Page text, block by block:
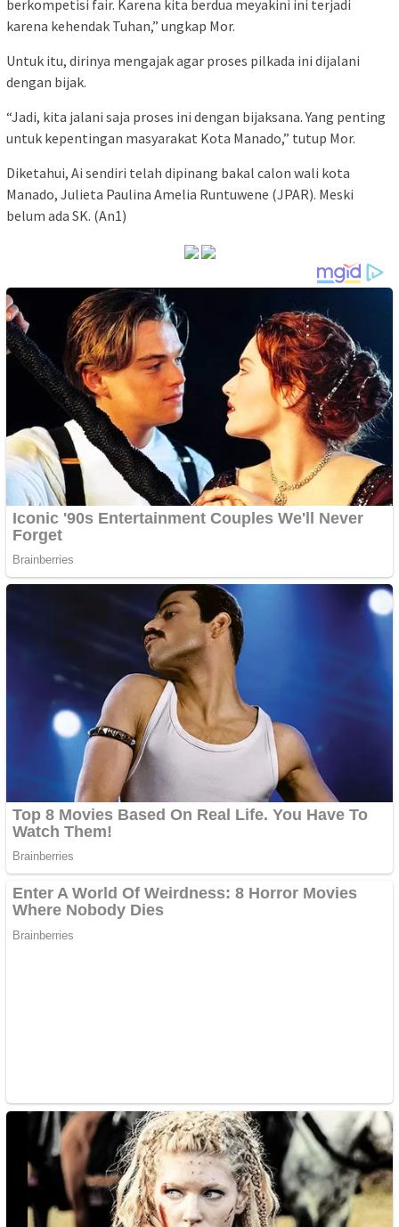
berkompetisi fair. Karena kita berdua meyakini ini terjadi
karena kehendak Tuhan,” ungkap Mor.
Untuk itu, dirinya mengajak agar proses pilkada ini dijalani
dengan bijak.
“Jadi, kita jalani saja proses ini dengan bijaksana. Yang penting
untuk kepentingan masyarakat Kota Manado,” tutup Mor.
Diketahui, Ai sendiri telah dipinang bakal calon wali kota
Manado, Julieta Paulina Amelia Runtuwene (JPAR). Meski
belum ada SK. (An1)